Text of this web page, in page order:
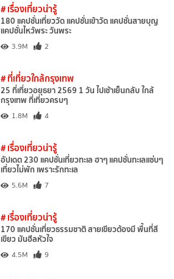
# เรื่องเที่ยวน่ารู้
180 แคปชั่นเที่ยววัด แคปชั่นเข้าวัด แคปชั่นสายบุญ
แคปชั่นไหว้พระ วันพระ
3.9M 2
# ที่เที่ยวใกล้กรุงเทพ
25 ที่เที่ยวอยุธยา 2569 1 วัน ไปเช้าเย็นกลับ ใกล้
กรุงเทพ ที่เที่ยวครบๆ
1.8M 4
# เรื่องเที่ยวน่ารู้
อัปเดต 230 แคปชั่นเที่ยวทะเล ฮาๆ แคปชั่นทะเลแซ่บๆ
เที่ยวไม่พัก เพราะรักทะเล
5.6M 7
# เรื่องเที่ยวน่ารู้
170 แคปชั่นเที่ยวธรรมชาติ สายเขียวต้องมี พื้นที่สี
เขียว มันฮีลหัวใจ
4.5M 9